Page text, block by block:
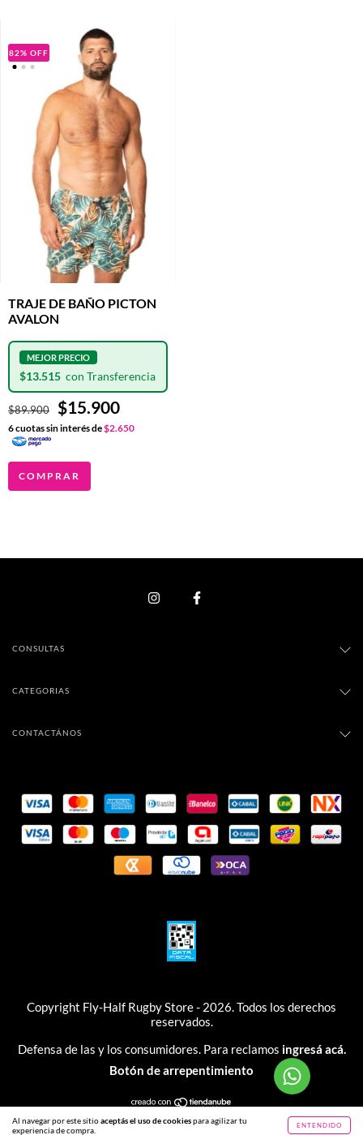
Al navegar por este sitioaceptás el uso de cookiespara agilizar tu
experiencia de compra.
ENTENDIDO
82% OFF
TRAJE DE BAÑO PICTON
AVALON
$89.900 $15.900
$13.515
6cuotas sin interés de$2.650
COMPRAR
CONSULTAS
CATEGORIAS
CONTACTÁNOS
Copyright Fly-Half Rugby Store - 2026. Todos los derechos
reservados.
Defensa de las y los consumidores. Para reclamos ingresá acá.
Botón de arrepentimiento